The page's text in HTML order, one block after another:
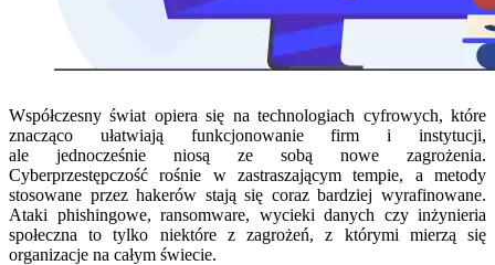
Współczesny świat opiera się na technologiach cyfrowych, które
znacząco ułatwiają funkcjonowanie firm i instytucji,
ale jednocześnie niosą ze sobą nowe zagrożenia.
Cyberprzestępczość rośnie w zastraszającym tempie, a metody
stosowane przez hakerów stają się coraz bardziej wyrafinowane.
Ataki phishingowe, ransomware, wycieki danych czy inżynieria
społeczna to tylko niektóre z zagrożeń, z którymi mierzą się
organizacje na całym świecie.